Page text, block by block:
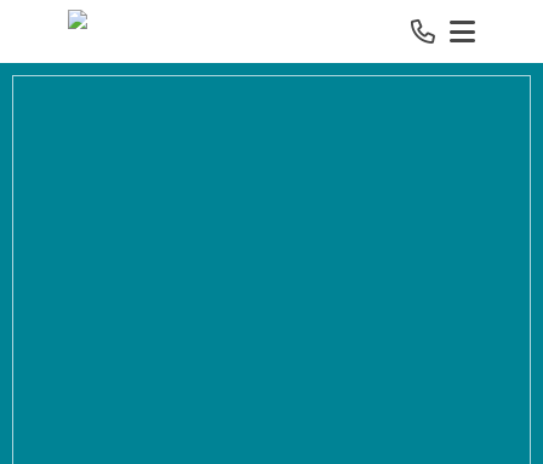
Spring naar inhoud